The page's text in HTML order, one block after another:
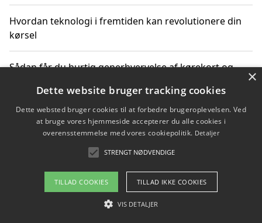
Hvordan teknologi i fremtiden kan revolutionere din
kørsel
Sådan får du hurtig generhvervelse af kørekort og
Sådan lærer du miljørigtig kørsel hos en køreskole i
Gentofte
Copyright 2026 - Pilanto Aps
Om / kontakt
×
Dette website bruger tracking cookies
Dette websted bruger cookies til at forbedre brugeroplevelsen. Ved
at bruge vores hjemmeside accepterer du alle cookies i
overensstemmelse med vores cookiepolitik. Detaljer
STRENGT NØDVENDIGE
TILLAD COOKIES TILLAD IKKE COOKIES
VIS DETALJER